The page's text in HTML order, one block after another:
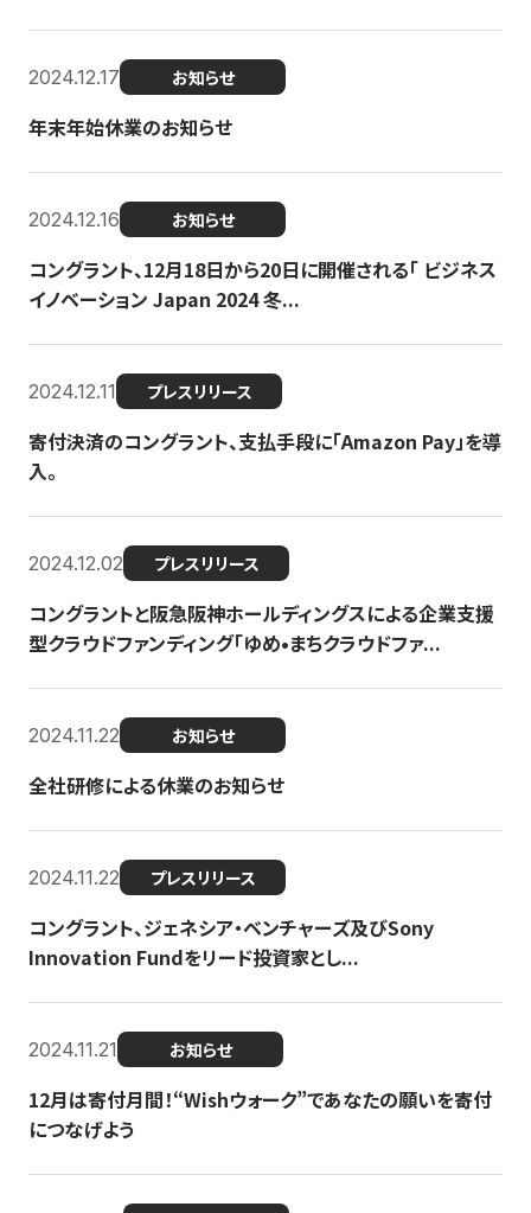
2024.12.17 お知らせ
年末年始休業のお知らせ
2024.12.16 お知らせ
コングラント、12月18日から20日に開催される「 ビジネス
イノベーション Japan 2024 冬...
2024.12.11 プレスリリース
寄付決済のコングラント、支払手段に「Amazon Pay」を導
入。
2024.12.02 プレスリリース
コングラントと阪急阪神ホールディングスによる企業支援
型クラウドファンディング「ゆめ•まちクラウドファ...
2024.11.22 お知らせ
全社研修による休業のお知らせ
2024.11.22 プレスリリース
コングラント、ジェネシア・ベンチャーズ及びSony
Innovation Fundをリード投資家とし...
2024.11.21 お知らせ
12月は寄付月間！“Wishウォーク”であなたの願いを寄付
につなげよう